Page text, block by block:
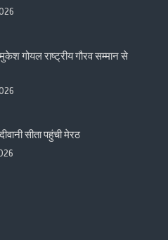
गोयल राष्ट्रीय गौरव सम्मान से
सीता पहुंची मेरठ